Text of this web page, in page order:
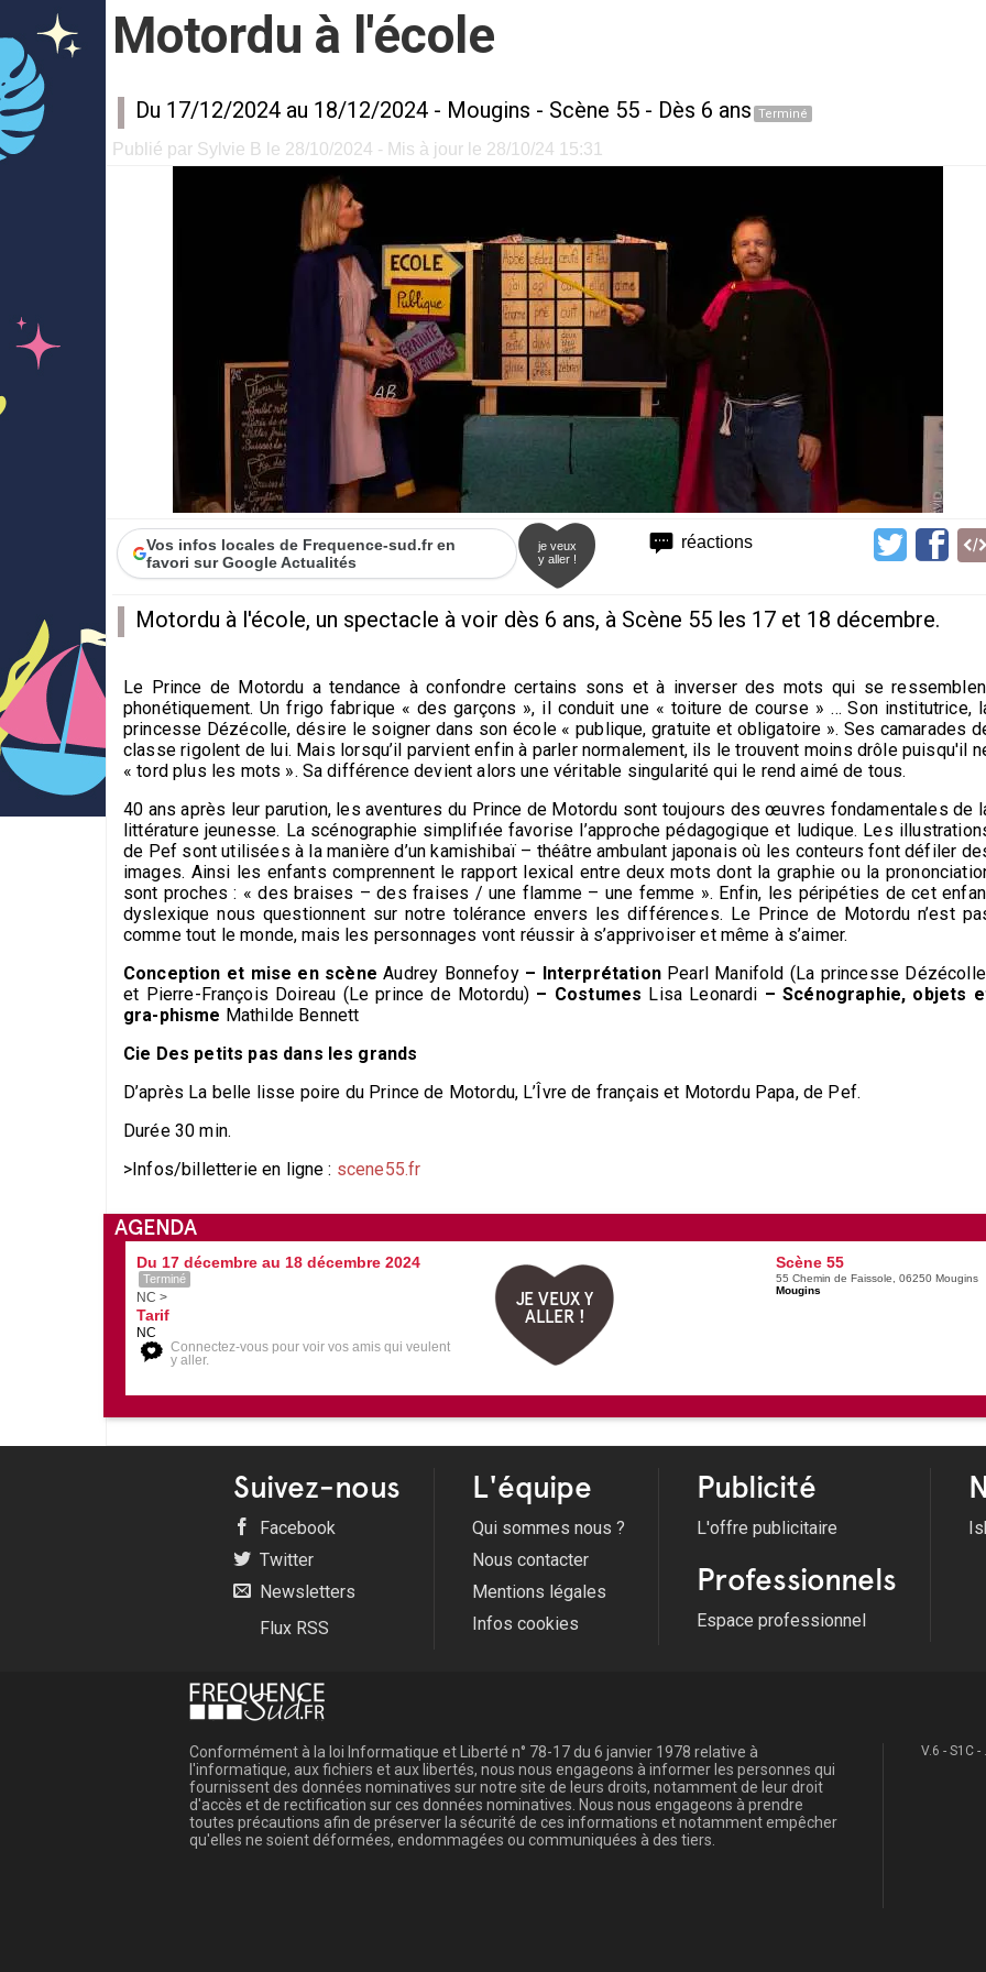
Motordu à l'école
Du 17/12/2024 au 18/12/2024 - Mougins - Scène 55 - Dès 6 ans Terminé
Publié par Sylvie B le 28/10/2024 - Mis à jour le 28/10/24 15:31
réactions
Vos infos locales de Frequence-sud.fr en
favori sur Google Actualités
je veux
y aller !
Motordu à l'école, un spectacle à voir dès 6 ans, à Scène 55 les 17 et 18 décembre.
Le Prince de Motordu a tendance à confondre certains sons et à inverser des mots qui se
phonétiquement. Un frigo fabrique « des garçons », il conduit une « toiture de course » … Son institutrice,
princesse Dézécolle, désire le soigner dans son école « publique, gratuite et obligatoire ». Ses camarades
classe rigolent de lui. Mais lorsqu’il parvient enfin à parler normalement, ils le trouvent moins drôle puisqu'il
« tord plus les mots ». Sa différence devient alors une véritable singularité qui le rend aimé de tous.
40 ans après leur parution, les aventures du Prince de Motordu sont toujours des œuvres fondamentales de
littérature jeunesse. La scénographie simplifıée favorise l’approche pédagogique et ludique. Les
de Pef sont utilisées à la manière d’un kamishibaï – théâtre ambulant japonais où les conteurs font défiler
images. Ainsi les enfants comprennent le rapport lexical entre deux mots dont la graphie ou la
sont proches : « des braises – des fraises / une flamme – une femme ». Enfin, les péripéties de cet
dyslexique nous questionnent sur notre tolérance envers les différences. Le Prince de Motordu n’est
comme tout le monde, mais les personnages vont réussir à s’apprivoiser et même à s’aimer.
Conception et mise en scène Audrey Bonnefoy – InterprétationPearl Manifold (La princesse
et Pierre-François Doireau (Le prince de Motordu) – Costumes Lisa Leonardi – Scénographie, objets
gra-phisme Mathilde Bennett
Cie Des petits pas dans les grands
D’après La belle lisse poire du Prince de Motordu, L’Îvre de français et Motordu Papa, de Pef.
Durée 30 min.
>Infos/billetterie en ligne : scene55.fr
AGENDA
Du 17 décembre au 18 décembre 2024
Terminé
NC >
Tarif
NC
Connectez-vous pour voir vos amis qui veulent
y aller.
JE VEUX Y
ALLER !
Scène 55
55 Chemin de Faissole, 06250 Mougins
Mougins
Suivez-nous
Facebook
Twitter
Newsletters
Flux RSS
L'équipe
Qui sommes nous ?
Nous contacter
Mentions légales
Infos cookies
Publicité
L'offre publicitaire
Professionnels
Espace professionnel
Conformément à la loi Informatique et Liberté n° 78-17 du 6 janvier 1978 relative à
l'informatique, aux fichiers et aux libertés, nous nous engageons à informer les personnes qui
fournissent des données nominatives sur notre site de leurs droits, notamment de leur droit
d'accès et de rectification sur ces données nominatives. Nous nous engageons à prendre
toutes précautions afin de préserver la sécurité de ces informations et notamment empêcher
qu'elles ne soient déformées, endommagées ou communiquées à des tiers.
V.6 - S1C